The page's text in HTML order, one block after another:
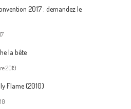
2017 : demandez le
la bête
2019
Flame (2010)